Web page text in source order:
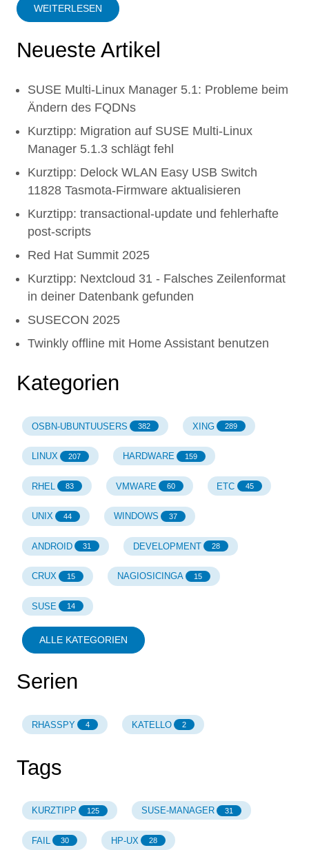
WEITERLESEN
Neueste Artikel
SUSE Multi-Linux Manager 5.1: Probleme beim
Ändern des FQDNs
Kurztipp: Migration auf SUSE Multi-Linux
Manager 5.1.3 schlägt fehl
Kurztipp: Delock WLAN Easy USB Switch
11828 Tasmota-Firmware aktualisieren
Kurztipp: transactional-update und fehlerhafte
post-scripts
Red Hat Summit 2025
Kurztipp: Nextcloud 31 - Falsches Zeilenformat
in deiner Datenbank gefunden
SUSECON 2025
Twinkly offline mit Home Assistant benutzen
Kategorien
OSBN-UBUNTUUSERS 382 XING 289
LINUX 207 HARDWARE 159
RHEL 83 VMWARE 60 ETC 45
UNIX 44 WINDOWS 37
ANDROID 31 DEVELOPMENT 28
CRUX 15 NAGIOSICINGA 15
SUSE 14
ALLE KATEGORIEN
Serien
RHASSPY 4 KATELLO 2
Tags
KURZTIPP 125 SUSE-MANAGER 31
FAIL 30 HP-UX 28